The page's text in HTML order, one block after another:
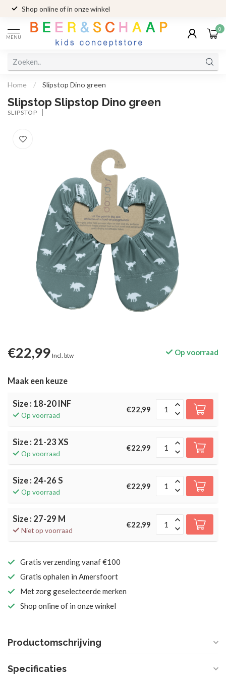
Shop online of in onze winkel
MENU
0
Home / Slipstop Dino green
Slipstop Slipstop Dino green
SLIPSTOP
€22,99 Incl. btw Op voorraad
Maak een keuze
Size : 18-20 INF
Op voorraad
€22,99
Size : 21-23 XS
Op voorraad
€22,99
Size : 24-26 S
Op voorraad
€22,99
Size : 27-29 M
Niet op voorraad
€22,99
Gratis verzending vanaf €100
Gratis ophalen in Amersfoort
Met zorg geselecteerde merken
Shop online of in onze winkel
Productomschrijving
Specificaties